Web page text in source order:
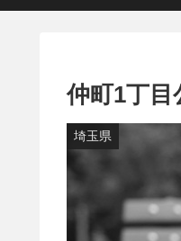
仲町1丁目
埼玉県